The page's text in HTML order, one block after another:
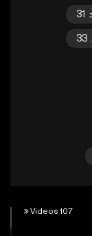
31
33
107 Videos